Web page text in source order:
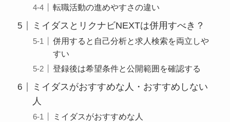
転職活動の進めやすさの違い
ミイダスとリクナビNEXTは併用すべき？
併用すると自己分析と求人検索を両立しや
すい
登録後は希望条件と公開範囲を確認する
ミイダスがおすすめな人・おすすめしない
人
ミイダスがおすすめな人